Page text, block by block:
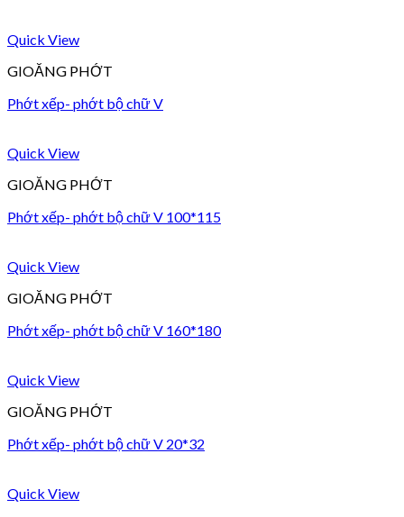
Quick View
GIOĂNG PHỚT
Phớt xếp- phớt bộ chữ V
Quick View
GIOĂNG PHỚT
Phớt xếp- phớt bộ chữ V 100*115
Quick View
GIOĂNG PHỚT
Phớt xếp- phớt bộ chữ V 160*180
Quick View
GIOĂNG PHỚT
Phớt xếp- phớt bộ chữ V 20*32
Quick View